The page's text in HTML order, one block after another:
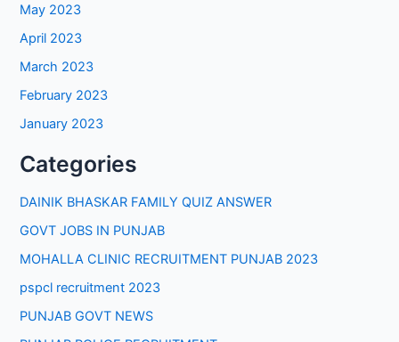
May 2023
April 2023
March 2023
February 2023
January 2023
Categories
DAINIK BHASKAR FAMILY QUIZ ANSWER
GOVT JOBS IN PUNJAB
MOHALLA CLINIC RECRUITMENT PUNJAB 2023
pspcl recruitment 2023
PUNJAB GOVT NEWS